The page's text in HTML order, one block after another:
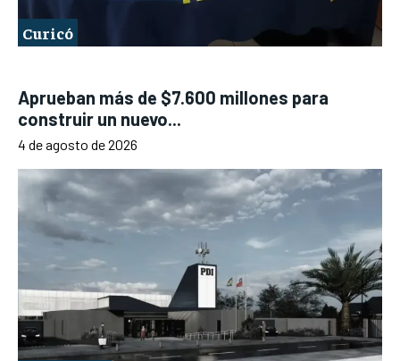
Curicó
Aprueban más de $7.600 millones para
construir un nuevo...
4 de agosto de 2026